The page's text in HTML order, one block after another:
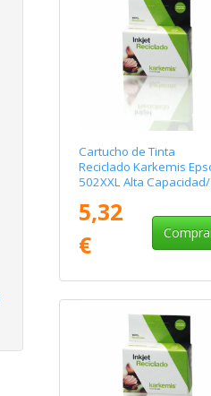
Cartucho de Tinta
Reciclado Karkemis
502XXL Alta Capacidad/
5,32
€